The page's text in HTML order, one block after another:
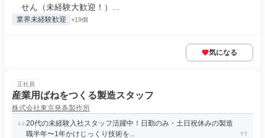
せん（未経験大歓迎！）...
業界未経験歓迎 +19個
気になる
正社員
産業用ばねをつくる製造スタッフ
株式会社東京発条製作所
20代の未経験入社スタッフ活躍中！日勤のみ・土日祝休みの製造
職半年〜1年かけじっくり技術を...